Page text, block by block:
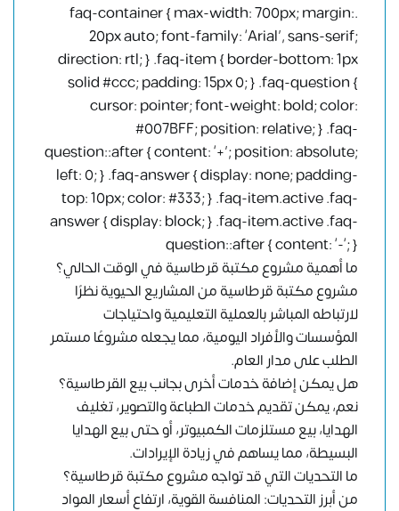
.faq-container { max-width: 700px; margin:
20px auto; font-family: ‘Arial’, sans-serif;
direction: rtl; } .faq-item { border-bottom: 1px
solid #ccc; padding: 15px 0; } .faq-question {
cursor: pointer; font-weight: bold; color:
#007BFF; position: relative; } .faq-
question::after { content: ‘+’; position: absolute;
left: 0; } .faq-answer { display: none; padding-
top: 10px; color: #333; } .faq-item.active .faq-
answer { display: block; } .faq-item.active .faq-
question::after { content: ‘-‘; }
ما أهمية مشروع مكتبة قرطاسية في الوقت الحالي؟
مشروع مكتبة قرطاسية من المشاريع الحيوية نظرًا
لارتباطه المباشر بالعملية التعليمية واحتياجات
المؤسسات والأفراد اليومية، مما يجعله مشروعًا مستمر
الطلب على مدار العام.
هل يمكن إضافة خدمات أخرى بجانب بيع القرطاسية؟
نعم، يمكن تقديم خدمات الطباعة والتصوير، تغليف
الهدايا، بيع مستلزمات الكمبيوتر، أو حتى بيع الهدايا
البسيطة، مما يساهم في زيادة الإيرادات.
ما التحديات التي قد تواجه مشروع مكتبة قرطاسية؟
من أبرز التحديات: المنافسة القوية، ارتفاع أسعار المواد